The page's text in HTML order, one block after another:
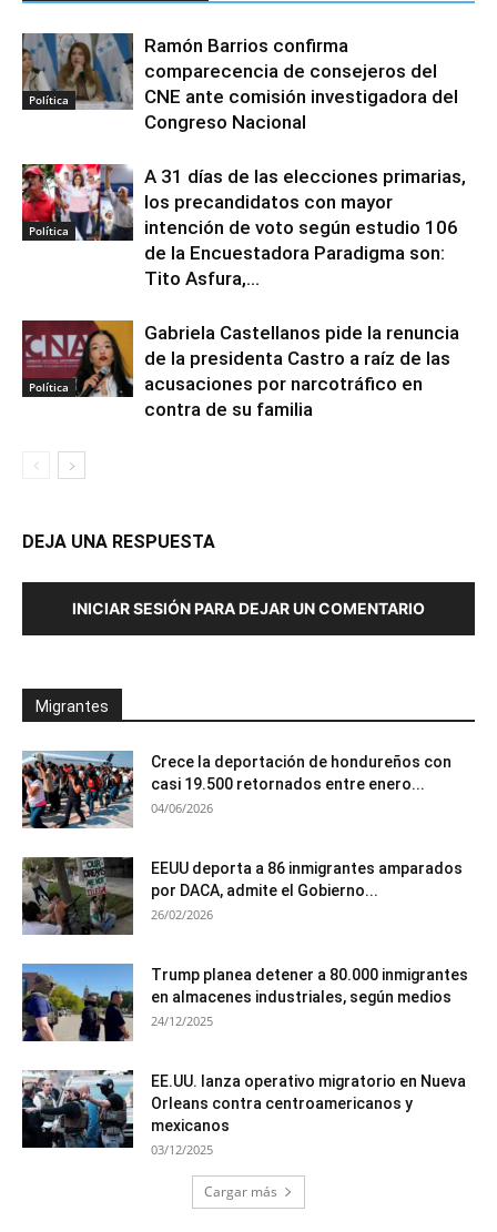
Política
Ramón Barrios confirma
comparecencia de consejeros del
CNE ante comisión investigadora del
Congreso Nacional
Política
A 31 días de las elecciones primarias,
los precandidatos con mayor
intención de voto según estudio 106
de la Encuestadora Paradigma son:
Tito Asfura,...
Política
Gabriela Castellanos pide la renuncia
de la presidenta Castro a raíz de las
acusaciones por narcotráfico en
contra de su familia
DEJA UNA RESPUESTA
INICIAR SESIÓN PARA DEJAR UN COMENTARIO
Migrantes
Crece la deportación de hondureños con
casi 19.500 retornados entre enero...
04/06/2026
EEUU deporta a 86 inmigrantes amparados
por DACA, admite el Gobierno...
26/02/2026
Trump planea detener a 80.000 inmigrantes
en almacenes industriales, según medios
24/12/2025
EE.UU. lanza operativo migratorio en Nueva
Orleans contra centroamericanos y
mexicanos
03/12/2025
Cargar más